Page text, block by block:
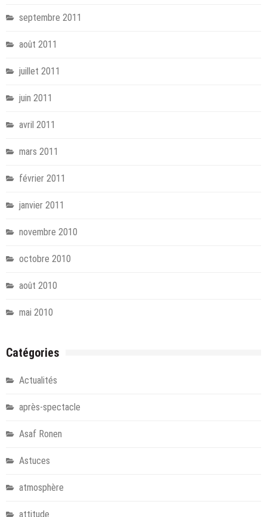
septembre 2011
août 2011
juillet 2011
juin 2011
avril 2011
mars 2011
février 2011
janvier 2011
novembre 2010
octobre 2010
août 2010
mai 2010
Catégories
Actualités
après-spectacle
Asaf Ronen
Astuces
atmosphère
attitude